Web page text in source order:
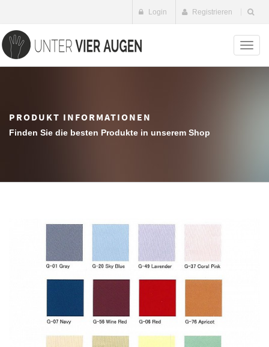
Login Registrieren
PRODUKT INFORMATIONEN
Finden Sie die besten Produkte in unserem Shop